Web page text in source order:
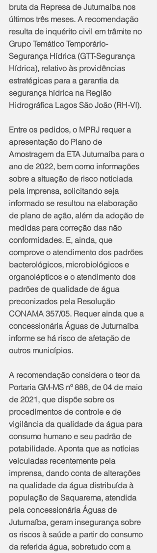
bruta da Represa de Juturnaíba nos
últimos três meses. A recomendação
resulta de inquérito civil em trâmite no
Grupo Temático Temporário-
Segurança Hídrica (GTT-Segurança
Hídrica), relativo às providências
estratégicas para a garantia da
segurança hídrica na Região
Hidrográfica Lagos São João (RH-VI).
Entre os pedidos, o MPRJ requer a
apresentação do Plano de
Amostragem da ETA Juturnaíba para o
ano de 2022, bem como informações
sobre a situação de risco noticiada
pela imprensa, solicitando seja
informado se resultou na elaboração
de plano de ação, além da adoção de
medidas para correção das não
conformidades. E, ainda, que
comprove o atendimento dos padrões
bacterológicos, microbiológicos e
organolépticos e o atendimento dos
padrões de qualidade de água
preconizados pela Resolução
CONAMA 357/05. Requer ainda que a
concessionária Águas de Juturnaíba
informe se há risco de afetação de
outros municípios.
A recomendação considera o teor da
Portaria GM-MS nº 888, de 04 de maio
de 2021, que dispõe sobre os
procedimentos de controle e de
vigilância da qualidade da água para
consumo humano e seu padrão de
potabilidade. Aponta que as notícias
veiculadas recentemente pela
imprensa, dando conta de alterações
na qualidade da água distribuída à
população de Saquarema, atendida
pela concessionária Águas de
Juturnaíba, geram insegurança sobre
os riscos à saúde a partir do consumo
da referida água, sobretudo com a